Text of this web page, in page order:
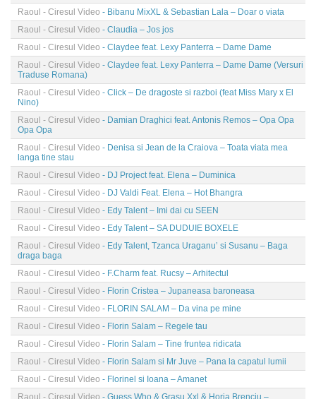
Raoul - Ciresul Video - Bibanu MixXL & Sebastian Lala – Doar o viata
Raoul - Ciresul Video - Claudia – Jos jos
Raoul - Ciresul Video - Claydee feat. Lexy Panterra – Dame Dame
Raoul - Ciresul Video - Claydee feat. Lexy Panterra – Dame Dame (Versuri
Traduse Romana)
Raoul - Ciresul Video - Click – De dragoste si razboi (feat Miss Mary x El
Nino)
Raoul - Ciresul Video - Damian Draghici feat. Antonis Remos – Opa Opa
Opa Opa
Raoul - Ciresul Video - Denisa si Jean de la Craiova – Toata viata mea
langa tine stau
Raoul - Ciresul Video - DJ Project feat. Elena – Duminica
Raoul - Ciresul Video - DJ Valdi Feat. Elena – Hot Bhangra
Raoul - Ciresul Video - Edy Talent – Imi dai cu SEEN
Raoul - Ciresul Video - Edy Talent – SA DUDUIE BOXELE
Raoul - Ciresul Video - Edy Talent, Tzanca Uraganu’ si Susanu – Baga
draga baga
Raoul - Ciresul Video - F.Charm feat. Rucsy – Arhitectul
Raoul - Ciresul Video - Florin Cristea – Jupaneasa baroneasa
Raoul - Ciresul Video - FLORIN SALAM – Da vina pe mine
Raoul - Ciresul Video - Florin Salam – Regele tau
Raoul - Ciresul Video - Florin Salam – Tine fruntea ridicata
Raoul - Ciresul Video - Florin Salam si Mr Juve – Pana la capatul lumii
Raoul - Ciresul Video - Florinel si Ioana – Amanet
Raoul - Ciresul Video - Guess Who & Grasu Xxl & Horia Brenciu –